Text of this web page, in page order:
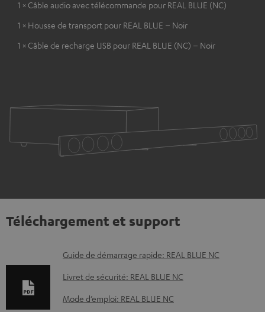
1 × Câble audio avec télécommande pour REAL BLUE (NC)
1 × Housse de transport pour REAL BLUE – Noir
1 × Câble de recharge USB pour REAL BLUE (NC) – Noir
Téléchargement et support
D
o
Guide de démarrage rapide: REAL BLUE NC
Livret de sécurité: REAL BLUE NC
Mode d’emploi: REAL BLUE NC